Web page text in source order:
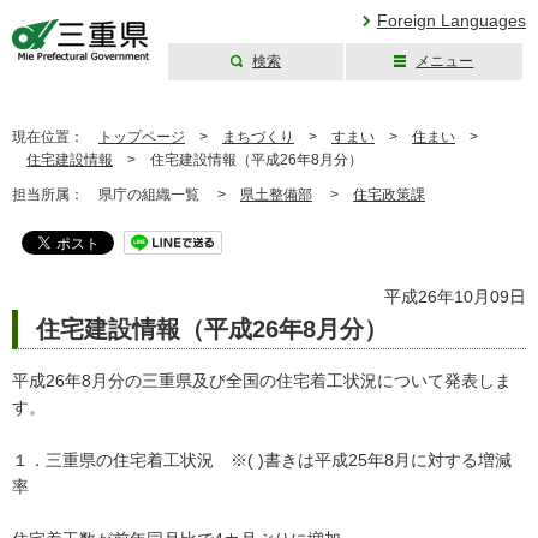
Foreign Languages
検索 メニュー
現在位置： トップページ > まちづくり > すまい > 住まい >
住宅建設情報 > 住宅建設情報（平成26年8月分）
担当所属： 県庁の組織一覧 > 県土整備部 > 住宅政策課
平成26年10月09日
住宅建設情報（平成26年8月分）
平成26年8月分の三重県及び全国の住宅着工状況について発表しま
す。
１．三重県の住宅着工状況 ※( )書きは平成25年8月に対する増減
率